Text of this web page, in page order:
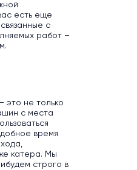
есть еще
с
работ –
это не только
с места
время
катера. Мы
строго в